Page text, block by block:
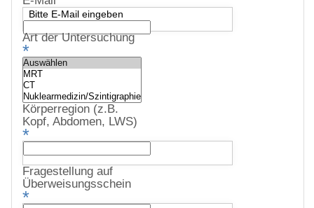
Bitte E-Mail eingeben
Art der Untersuchung
*
Körperregion (z.B.
Kopf, Abdomen, LWS)
*
Fragestellung auf
Überweisungsschein
*